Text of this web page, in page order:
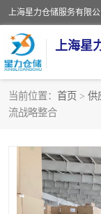
上海星
当前位置： 首页 > 供
流战略整合
上海仓库对外出
上海仓储配送
上海仓库代运营